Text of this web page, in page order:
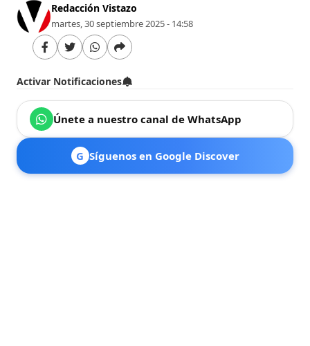
Redacción Vistazo
martes, 30 septiembre 2025 - 14:58
Activar Notificaciones
Únete a nuestro canal de WhatsApp
G Síguenos en Google Discover